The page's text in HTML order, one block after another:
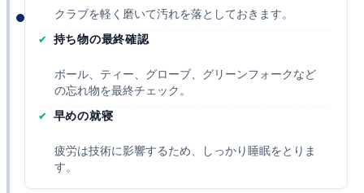
クラブを軽く磨いて汚れを落としておきます。
持ち物の最終確認
ボール、ティー、グローブ、グリーンフォークなど
の忘れ物を最終チェック。
早めの就寝
疲労は技術に影響するため、しっかり睡眠をとりま
す。